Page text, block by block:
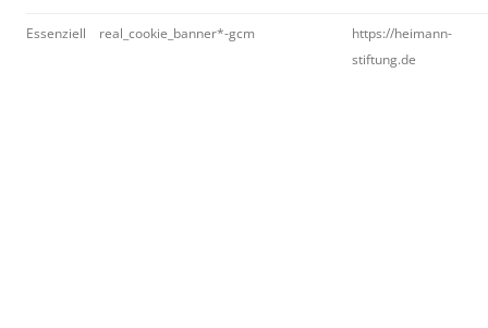
Essenziell real_cookie_banner*-gcm
https://heimann-
stiftung.de